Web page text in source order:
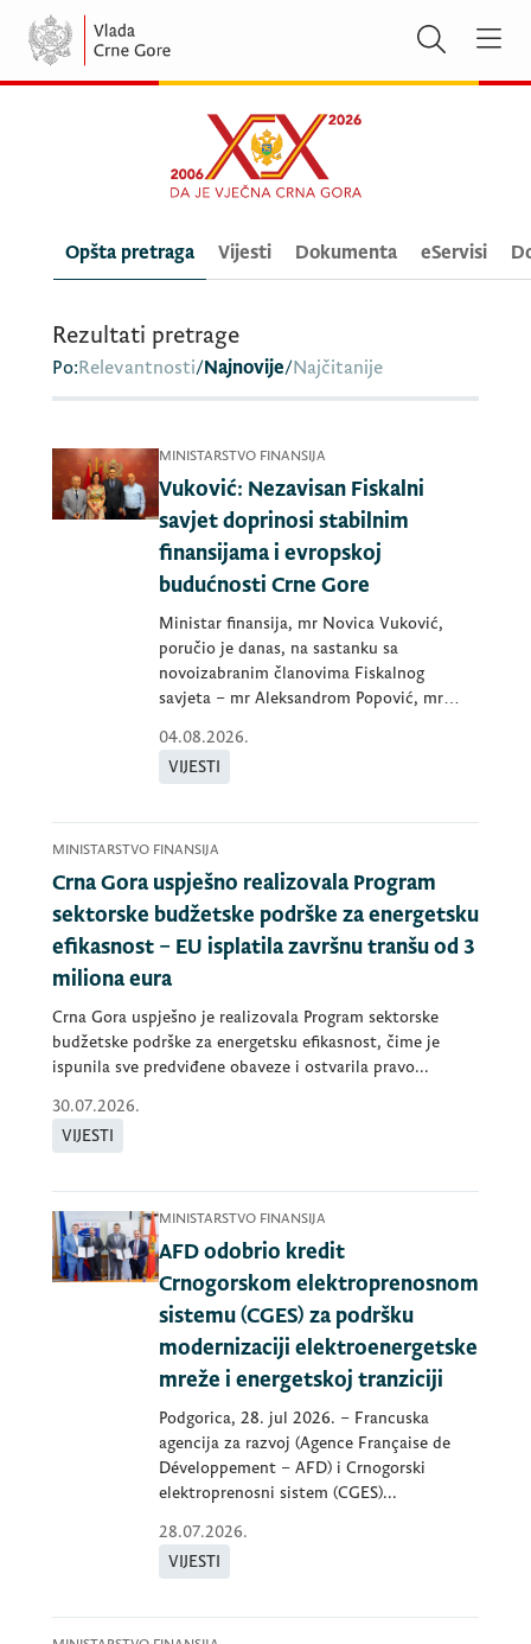
Opšta pretraga Vijesti Dokumenta eServisi
Rezultati pretrage
Po:Relevantnosti/Najnovije/Najčitanije
MINISTARSTVO FINANSIJA
Vuković: Nezavisan Fiskalni
savjet doprinosi stabilnim
finansijama i evropskoj
budućnosti Crne Gore
Ministar finansija, mr Novica Vuković,
poručio je danas, na sastanku sa
novoizabranim članovima Fiskalnog
savjeta – mr Aleksandrom Popović, mr
04.08.2026.
VIJESTI
MINISTARSTVO FINANSIJA
Crna Gora uspješno realizovala Program
sektorske budžetske podrške za energetsku
efikasnost – EU isplatila završnu tranšu od 3
miliona eura
Crna Gora uspješno je realizovala Program sektorske
budžetske podrške za energetsku efikasnost, čime je
ispunila sve predviđene obaveze i ostvarila pravo...
30.07.2026.
VIJESTI
MINISTARSTVO FINANSIJA
AFD odobrio kredit
Crnogorskom elektroprenosnom
sistemu (CGES) za podršku
modernizaciji elektroenergetske
mreže i energetskoj tranziciji
Podgorica, 28. jul 2026. – Francuska
agencija za razvoj (Agence Française de
Développement – AFD) i Crnogorski
elektroprenosni sistem (CGES)...
28.07.2026.
VIJESTI